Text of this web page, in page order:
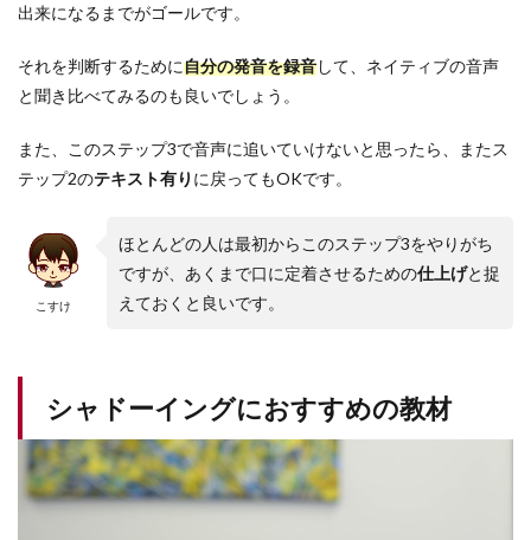
出来になるまでがゴールです。
それを判断するために自分の発音を録音して、ネイティブの音声
と聞き比べてみるのも良いでしょう。
また、このステップ3で音声に追いていけないと思ったら、またス
テップ2のテキスト有り に戻ってもOKです。
こすけ
ほとんどの人は最初からこのステップ3をやりがち
ですが、あくまで口に定着させるための仕上げと捉
えておくと良いです。
シャドーイングにおすすめの教材